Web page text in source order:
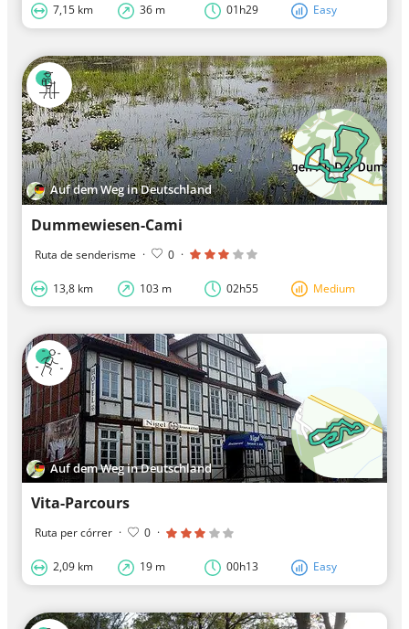
7,15 km 36 m 01h29 Easy
Auf dem Weg in Deutschland
Dummewiesen-Cami
Ruta de senderisme · 0 ·
13,8 km 103 m 02h55 Medium
Auf dem Weg in Deutschland
Vita-Parcours
Ruta per córrer · 0 ·
2,09 km 19 m 00h13 Easy